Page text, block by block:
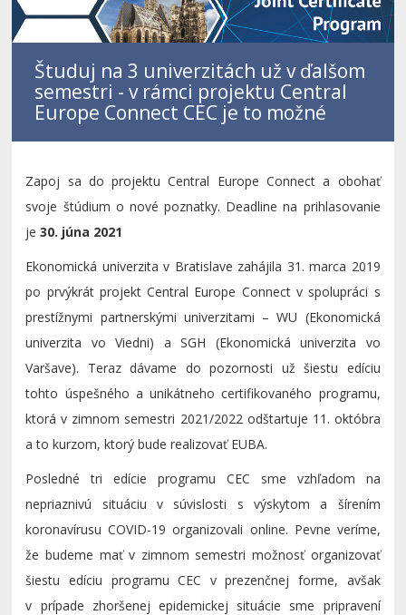
Študuj na 3 univerzitách už v ďalšom
semestri - v rámci projektu Central
Europe Connect CEC je to možné
Zapoj sa do projektu Central Europe Connect a obohať
svoje štúdium o nové poznatky. Deadline na prihlasovanie
je30. júna 2021
Ekonomická univerzita v Bratislave zahájila 31. marca 2019
po prvýkrát projekt Central Europe Connect v spolupráci s
prestížnymi partnerskými univerzitami – WU (Ekonomická
univerzita vo Viedni) a SGH (Ekonomická univerzita vo
Varšave). Teraz dávame do pozornosti už šiestu edíciu
tohto úspešného a unikátneho certifikovaného programu,
ktorá v zimnom semestri 2021/2022 odštartuje 11. októbra
a to kurzom, ktorý bude realizovať EUBA.
Posledné tri edície programu CEC sme vzhľadom na
nepriaznivú situáciu v súvislosti s výskytom a šírením
koronavírusu COVID-19 organizovali online. Pevne veríme,
že budeme mať v zimnom semestri možnosť organizovať
šiestu edíciu programu CEC v prezenčnej forme, avšak
v prípade zhoršenej epidemickej situácie sme pripravení